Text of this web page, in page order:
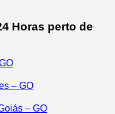
Horas perto de
– GO
– GO